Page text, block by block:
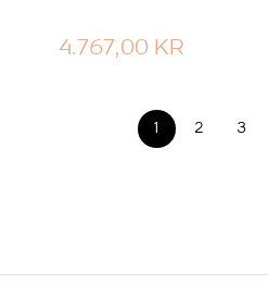
4.767,00 KR
1 2 3